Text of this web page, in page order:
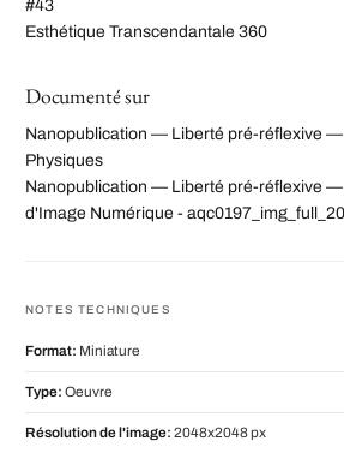
#43
Esthétique Transcendantale 360
Documenté sur
Nanopublication — Liberté pré-réflexive —
Physiques
Nanopublication — Liberté pré-réflexive —
d'Image Numérique -
NOTES TECHNIQUES
Format: Miniature
Type: Oeuvre
Résolution de l'image: 2048x2048 px